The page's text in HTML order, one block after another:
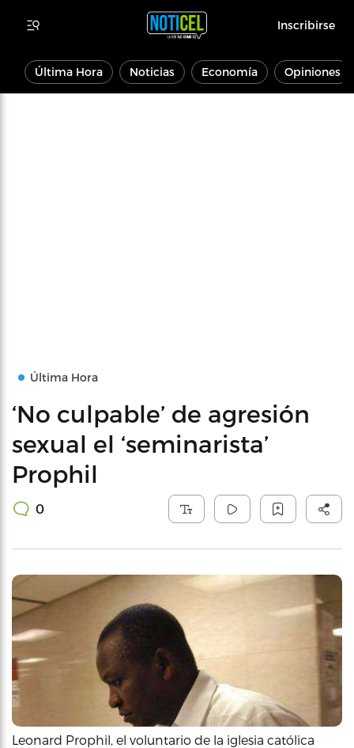
Inscribirse
Última Hora Noticias Economía Opiniones
Última Hora
‘No culpable’ de agresión
sexual el ‘seminarista’
Prophil
0
Leonard Prophil, el voluntario de la iglesia católica